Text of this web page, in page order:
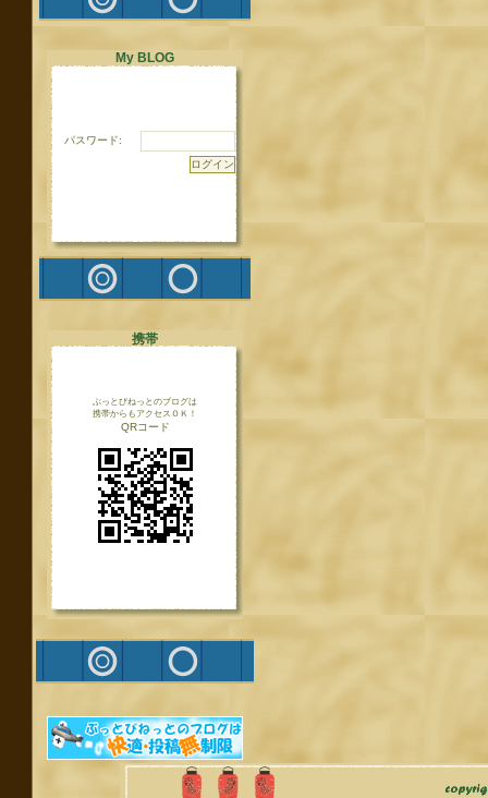
My BLOG
パスワード:
携帯
ぶっとびねっとのブログは
携帯からもアクセスＯＫ！
QRコード